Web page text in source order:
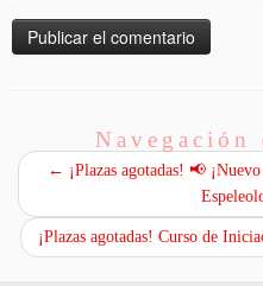
Navegación
← ¡Plazas agotadas! 📢
¡Plazas agotadas! Curso de